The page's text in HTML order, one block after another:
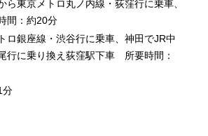
ら東京メトロ丸ノ内線・荻窪行に乗車、
間：約20分
ロ銀座線・渋谷行に乗車、神田でJR中
行に乗り換え荻窪駅下車 所要時間：
分